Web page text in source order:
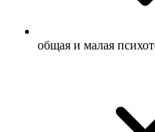
общая и малая